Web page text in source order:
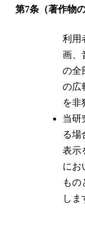
第7条（著作物の
利用
画、
の全
の広
を非
当研
る場
表示
にお
もの
しま